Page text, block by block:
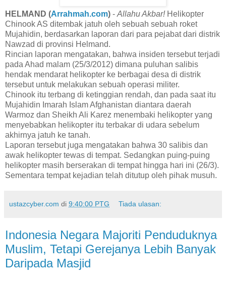
HELMAND (Arrahmah.com) - Allahu Akbar! Helikopter
Chinook AS ditembak jatuh oleh sebuah sebuah roket
Mujahidin, berdasarkan laporan dari para pejabat dari distrik
Nawzad di provinsi Helmand.
Rincian laporan mengatakan, bahwa insiden tersebut terjadi
pada Ahad malam (25/3/2012) dimana puluhan salibis
hendak mendarat helikopter ke berbagai desa di distrik
tersebut untuk melakukan sebuah operasi militer.
Chinook itu terbang di ketinggian rendah, dan pada saat itu
Mujahidin Imarah Islam Afghanistan diantara daerah
Warmoz dan Sheikh Ali Karez menembaki helikopter yang
menyebabkan helikopter itu terbakar di udara sebelum
akhirnya jatuh ke tanah.
Laporan tersebut juga mengatakan bahwa 30 salibis dan
awak helikopter tewas di tempat. Sedangkan puing-puing
helikopter masih berserakan di tempat hingga hari ini (26/3).
Sementara tempat kejadian telah ditutup oleh pihak musuh.
ustazcyber.com di 9:40:00 PTG Tiada ulasan:
Indonesia Negara Majoriti Penduduknya
Muslim, Tetapi Gerejanya Lebih Banyak
Daripada Masjid